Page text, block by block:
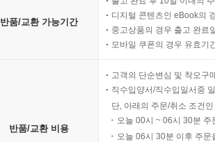
반품/교환 가능기간
디지털 콘텐츠인 eBook의
중고상품의 경우 출고 완료
모바일 쿠폰의 경우 유효기
반품/교환 비용
고객의 단순변심 및 착오구
직수입양서/직수입일서중
단, 아래의 주문/취소 조건
오늘 00시 ~ 06시 30분
오늘 06시 30분 이후 주